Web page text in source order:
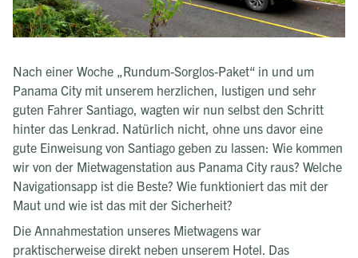
Nach einer Woche „Rundum-Sorglos-Paket“ in und um
Panama City mit unserem herzlichen, lustigen und sehr
guten Fahrer Santiago, wagten wir nun selbst den Schritt
hinter das Lenkrad. Natürlich nicht, ohne uns davor eine
gute Einweisung von Santiago geben zu lassen: Wie kommen
wir von der Mietwagenstation aus Panama City raus? Welche
Navigationsapp ist die Beste? Wie funktioniert das mit der
Maut und wie ist das mit der Sicherheit?
Die Annahmestation unseres Mietwagens war
praktischerweise direkt neben unserem Hotel. Das